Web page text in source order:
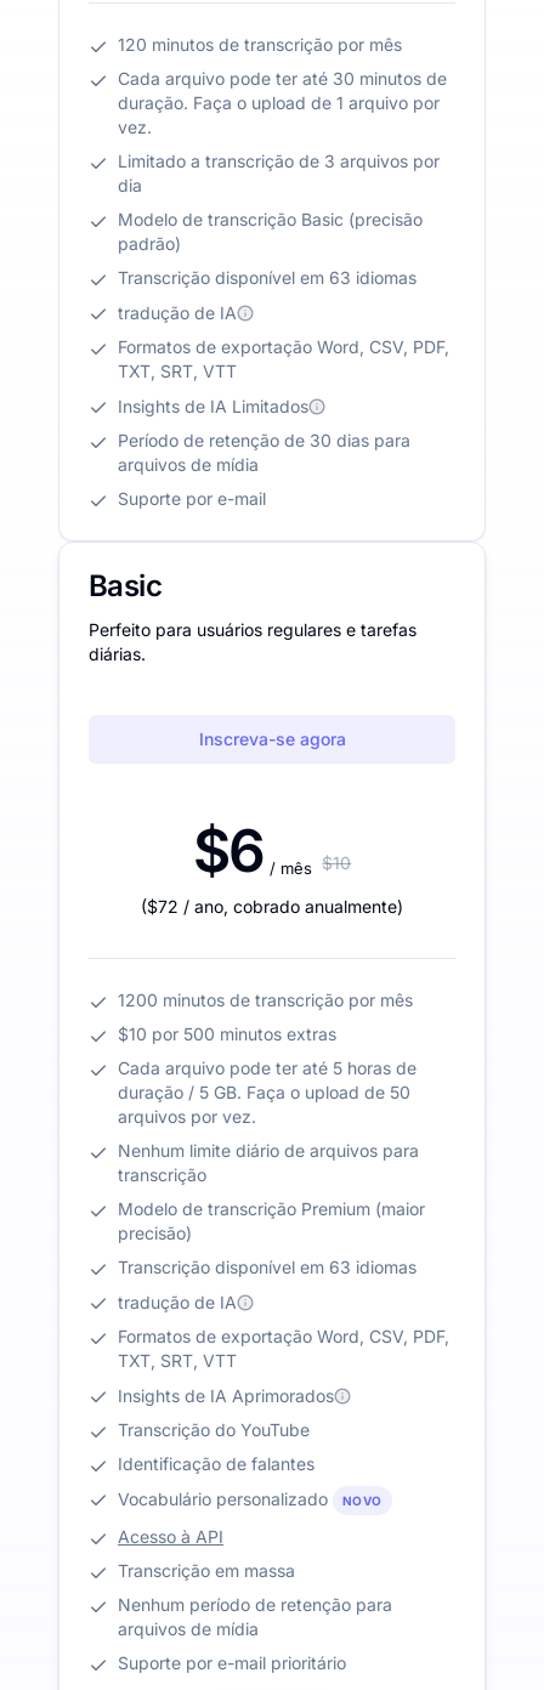
120 minutos de transcrição por mês
Cada arquivo pode ter até 30 minutos de
duração. Faça o upload de 1 arquivo por
vez.
Limitado a transcrição de 3 arquivos por
dia
Modelo de transcrição Basic (precisão
padrão)
Transcrição disponível em 63 idiomas
tradução de IA
Formatos de exportação Word, CSV, PDF,
TXT, SRT, VTT
Insights de IA Limitados
Período de retenção de 30 dias para
arquivos de mídia
Suporte por e-mail
Basic
Perfeito para usuários regulares e tarefas
diárias.
Inscreva-se agora
$6 / mês $10
($72 / ano, cobrado anualmente)
1200 minutos de transcrição por mês
$10 por 500 minutos extras
Cada arquivo pode ter até 5 horas de
duração / 5 GB. Faça o upload de 50
arquivos por vez.
Nenhum limite diário de arquivos para
transcrição
Modelo de transcrição Premium (maior
precisão)
Transcrição disponível em 63 idiomas
tradução de IA
Formatos de exportação Word, CSV, PDF,
TXT, SRT, VTT
Insights de IA Aprimorados
Transcrição do YouTube
Identificação de falantes
Vocabulário personalizado
NOVO
Acesso à API
Transcrição em massa
Nenhum período de retenção para
arquivos de mídia
Suporte por e-mail prioritário